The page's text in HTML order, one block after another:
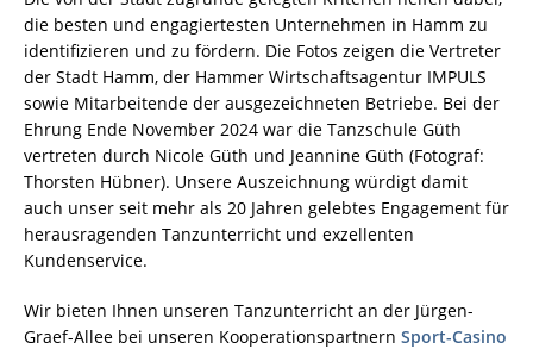
die besten und engagiertesten Unternehmen in Hamm zu
identifizieren und zu fördern. Die Fotos zeigen die Vertreter
der Stadt Hamm, der Hammer Wirtschaftsagentur IMPULS
sowie Mitarbeitende der ausgezeichneten Betriebe. Bei der
Ehrung Ende November 2024 war die Tanzschule Güth
vertreten durch Nicole Güth und Jeannine Güth (Fotograf:
Thorsten Hübner). Unsere Auszeichnung würdigt damit
auch unser seit mehr als 20 Jahren gelebtes Engagement für
herausragenden Tanzunterricht und exzellenten
Kundenservice.
Wir bieten Ihnen unseren Tanzunterricht an der Jürgen-
Graef-Allee bei unseren Kooperationspartnern Sport-Casino